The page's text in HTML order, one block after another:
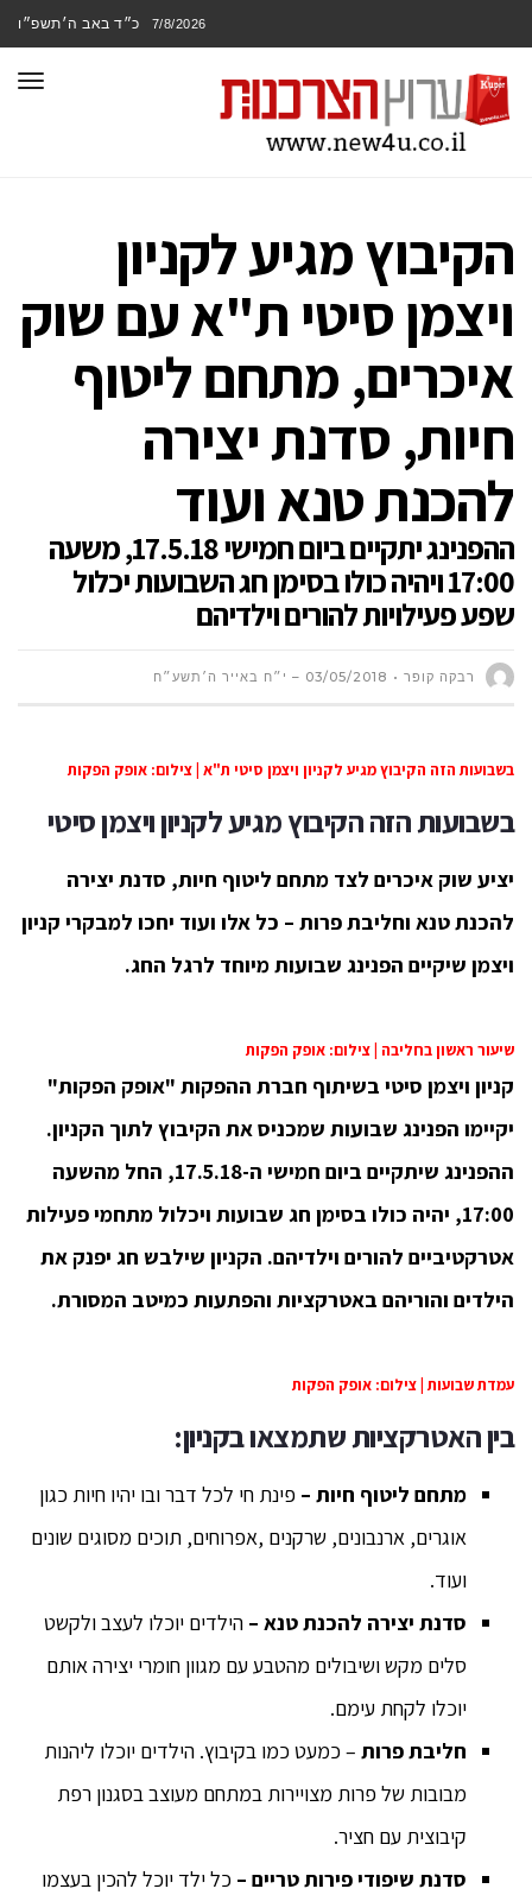
7/8/2026 כ״ד באב ה׳תשפ״ו
הקיבוץ מגיע לקניון
ויצמן סיטי ת"א עם שוק
איכרים, מתחם ליטוף
חיות, סדנת יצירה
להכנת טנא ועוד
ההפנינג יתקיים ביום חמישי 17.5.18, משעה
17:00 ויהיה כולו בסימן חג השבועות יכלול
שפע פעילויות להורים וילדיהם
רבקה קופר 03/05/2018 – י״ח באייר ה׳תשע״ח
בשבועות הזה הקיבוץ מגיע לקניון ויצמן סיטי ת"א | צילום: אופק הפקות
בשבועות הזה הקיבוץ מגיע לקניון ויצמן סיטי
יציע שוק איכרים לצד מתחם ליטוף חיות, סדנת יצירה
להכנת טנא וחליבת פרות – כל אלו ועוד יחכו למבקרי קניון
ויצמן שיקיים הפנינג שבועות מיוחד לרגל החג.
שיעור ראשון בחליבה | צילום: אופק הפקות
קניון ויצמן סיטי בשיתוף חברת ההפקות "אופק הפקות"
יקיימו הפנינג שבועות שמכניס את הקיבוץ לתוך הקניון.
ההפנינג שיתקיים ביום חמישי ה-17.5.18, החל מהשעה
17:00, יהיה כולו בסימן חג שבועות ויכלול מתחמי פעילות
אטרקטיביים להורים וילדיהם. הקניון שילבש חג יפנק את
הילדים והוריהם באטרקציות והפתעות כמיטב המסורת.
עמדת שבועות | צילום: אופק הפקות
בין האטרקציות שתמצאו בקניון:
מתחם ליטוף חיות – פינת חי לכל דבר ובו יהיו חיות כגון
אוגרים, ארנבונים, שרקנים ,אפרוחים, תוכים מסוגים שונים
ועוד.
סדנת יצירה להכנת טנא – הילדים יוכלו לעצב ולקשט
סלים מקש ושיבולים מהטבע עם מגוון חומרי יצירה אותם
יוכלו לקחת עימם.
חליבת פרות – כמעט כמו בקיבוץ. הילדים יוכלו ליהנות
מבובות של פרות מצויירות במתחם מעוצב בסגנון רפת
קיבוצית עם חציר.
סדנת שיפודי פירות טריים – כל ילד יוכל להכין בעצמו